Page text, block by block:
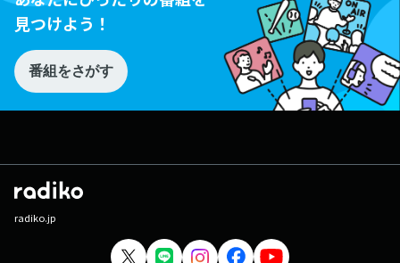
見つけよう！
番組をさがす
radiko.jp